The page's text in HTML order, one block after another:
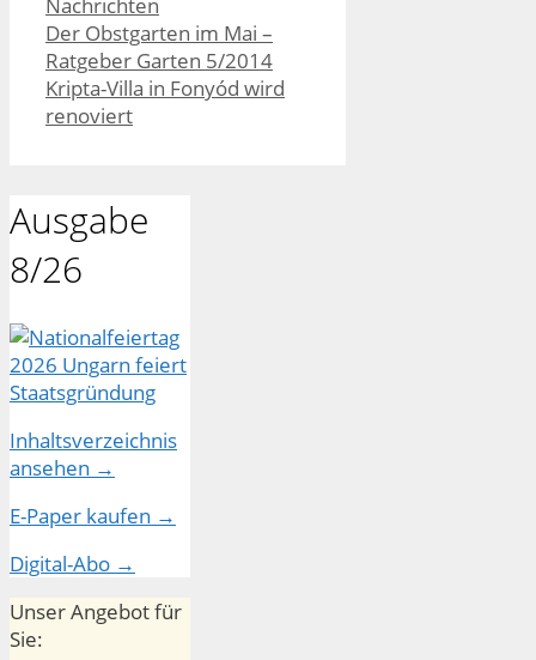
Nachrichten
Der Obstgarten im Mai –
Ratgeber Garten 5/2014
Kripta-Villa in Fonyód wird
renoviert
Ausgabe
8/26
Inhaltsverzeichnis
ansehen →
E-Paper kaufen →
Digital-Abo →
Unser Angebot für
Sie: